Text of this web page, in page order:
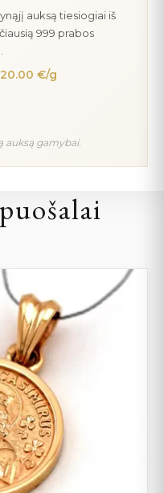
auksą tiesiogiai iš
999 prabos
€/g
auksą gamybai.